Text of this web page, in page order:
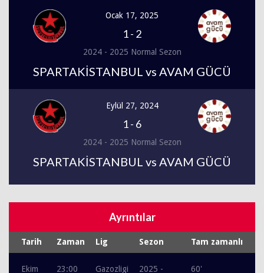
Ocak 17, 2025
1- 2
2024 - 2025 Normal Sezon
SPARTAKİSTANBUL vs AVAM GÜCÜ
Eylül 27, 2024
1- 6
2024 - 2025 Normal Sezon
SPARTAKİSTANBUL vs AVAM GÜCÜ
Ayrıntılar
Tarih Zaman Lig Sezon Tam zamanlı
Ekim
23:00 Gazozligi
2025 -
60'